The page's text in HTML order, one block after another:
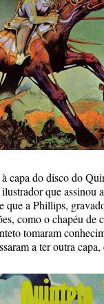
capa do disco do
que assinou
que a Phillips,
como o chapéu
tomaram
a ter outra